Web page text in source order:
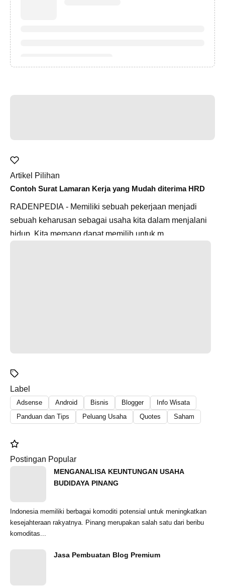
Artikel Pilihan
Contoh Surat Lamaran Kerja yang Mudah diterima HRD
RADENPEDIA - Memiliki sebuah pekerjaan menjadi
sebuah keharusan sebagai usaha kita dalam menjalani
hidup. Kita memang dapat memilih untuk m...
Label
Adsense Android Bisnis Blogger
Info Wisata
Panduan dan Tips
Peluang Usaha Quotes Saham
Postingan Popular
MENGANALISA KEUNTUNGAN USAHA
BUDIDAYA PINANG
Indonesia memiliki berbagai komoditi potensial untuk meningkatkan
kesejahteraan rakyatnya. Pinang merupakan salah satu dari beribu
komoditas...
Jasa Pembuatan Blog Premium